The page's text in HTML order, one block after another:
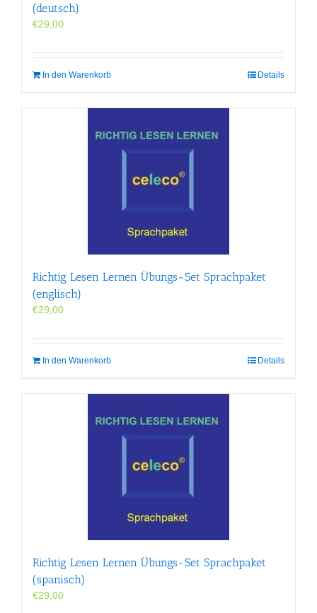
(deutsch)
€29,00
In den Warenkorb Details
Richtig Lesen Lernen Übungs-Set Sprachpaket
(englisch)
€29,00
In den Warenkorb Details
Richtig Lesen Lernen Übungs-Set Sprachpaket
(spanisch)
€29,00